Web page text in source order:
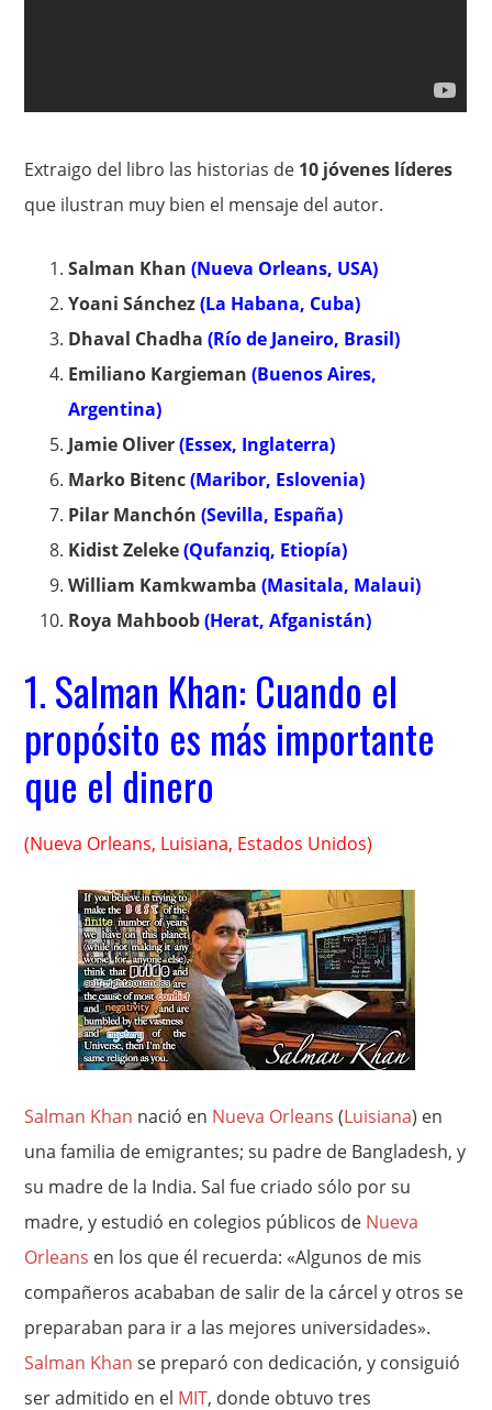
Extraigo del libro las historias de 10 jóvenes líderes
que ilustran muy bien el mensaje del autor.
Salman Khan(Nueva Orleans, USA)
Yoani Sánchez(La Habana, Cuba)
Dhaval Chadha(Río de Janeiro, Brasil)
Emiliano Kargieman(Buenos Aires,
Argentina)
Jamie Oliver(Essex, Inglaterra)
Marko Bitenc(Maribor, Eslovenia)
Pilar Manchón(Sevilla, España)
Kidist Zeleke(Qufanziq, Etiopía)
William Kamkwamba(Masitala, Malaui)
Roya Mahboob(Herat, Afganistán)
1. Salman Khan: Cuando el
propósito es más importante
que el dinero
(Nueva Orleans, Luisiana, Estados Unidos)
Salman Khan nació en Nueva Orleans (Luisiana) en
una familia de emigrantes; su padre de Bangladesh, y
su madre de la India. Sal fue criado sólo por su
madre, y estudió en colegios públicos de Nueva
Orleans en los que él recuerda: «Algunos de mis
compañeros acababan de salir de la cárcel y otros se
preparaban para ir a las mejores universidades».
Salman Khan se preparó con dedicación, y consiguió
ser admitido en el MIT, donde obtuvo tres